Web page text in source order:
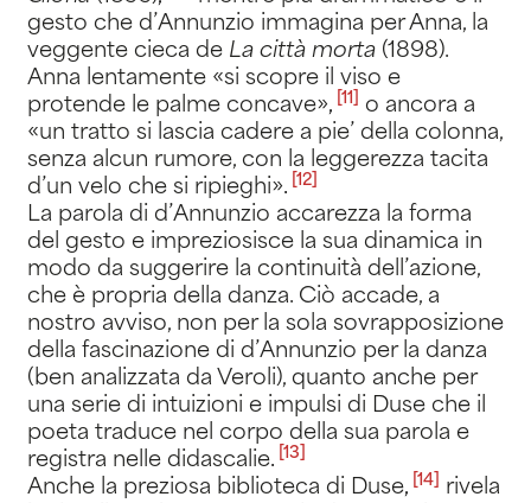
gesto che d’Annunzio immagina per Anna, la
veggente cieca de La città morta(1898).
Anna lentamente «si scopre il viso e
protende le palme concave», [11]
o ancora a
«un tratto si lascia cadere a pie’ della colonna,
senza alcun rumore, con la leggerezza tacita
d’un velo che si ripieghi». [12]
La parola di d’Annunzio accarezza la forma
del gesto e impreziosisce la sua dinamica in
modo da suggerire la continuità dell’azione,
che è propria della danza. Ciò accade, a
nostro avviso, non per la sola sovrapposizione
della fascinazione di d’Annunzio per la danza
(ben analizzata da Veroli), quanto anche per
una serie di intuizioni e impulsi di Duse che il
poeta traduce nel corpo della sua parola e
registra nelle didascalie. [13]
Anche la preziosa biblioteca di Duse, [14]
rivela